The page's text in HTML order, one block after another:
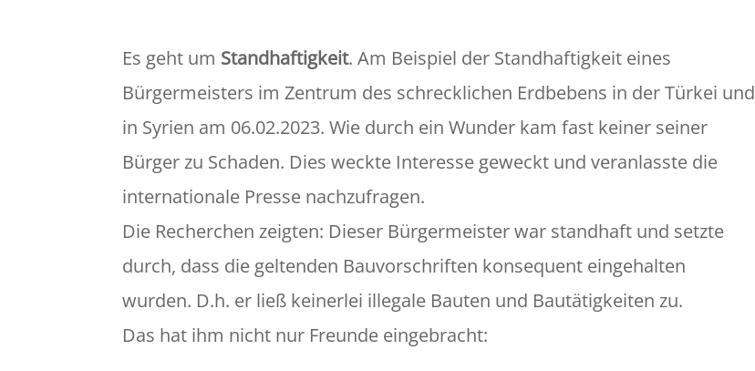
Es geht um Standhaftigkeit. Am Beispiel der Standhaftigkeit eines
Bürgermeisters im Zentrum des schrecklichen Erdbebens in der Türkei und
in Syrien am 06.02.2023. Wie durch ein Wunder kam fast keiner seiner
Bürger zu Schaden. Dies weckte Interesse geweckt und veranlasste die
internationale Presse nachzufragen.
Die Recherchen zeigten: Dieser Bürgermeister war standhaft und setzte
durch, dass die geltenden Bauvorschriften konsequent eingehalten
wurden. D.h. er ließ keinerlei illegale Bauten und Bautätigkeiten zu.
Das hat ihm nicht nur Freunde eingebracht: